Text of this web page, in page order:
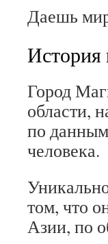
Даешь
История
Город
области,
по
человека.
том, что
Азии, по